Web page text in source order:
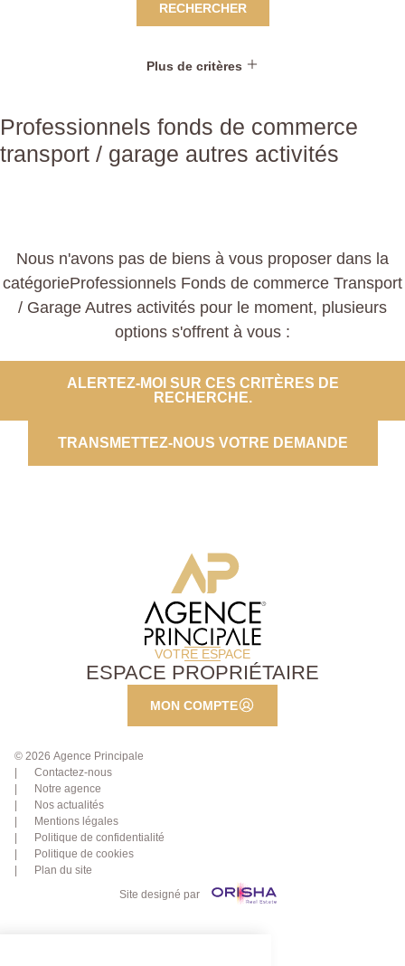
RECHERCHER
Plus de critères
Professionnels fonds de commerce
transport / garage autres activités
Nous n'avons pas de biens à vous proposer dans la
catégorieProfessionnels Fonds de commerce Transport
/ Garage Autres activités pour le moment, plusieurs
options s'offrent à vous :
ALERTEZ-MOI SUR CES CRITÈRES DE
RECHERCHE.
TRANSMETTEZ-NOUS VOTRE DEMANDE
VOTRE ESPACE
ESPACE PROPRIÉTAIRE
MON COMPTE
© 2026 Agence Principale
Contactez-nous
Notre agence
Nos actualités
Mentions légales
Politique de confidentialité
Politique de cookies
Plan du site
Site designé par